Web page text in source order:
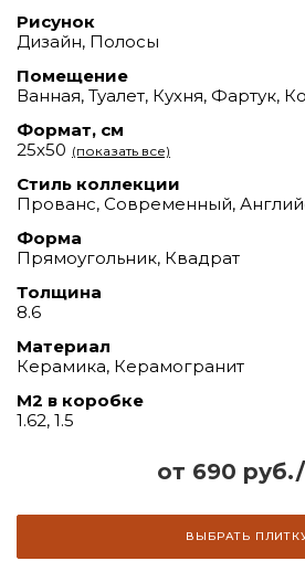
от 690
ВЫБРАТЬ
Рисунок
Дизайн, Полосы
Помещение
Ванная, Туалет, Кухня, Фартук,
Формат, см
25х50 (показать все)
Стиль коллекции
Прованс, Современный,
Форма
Прямоугольник, Квадрат
Толщина
8.6
Материал
Керамика, Керамогранит
М2 в коробке
1.62, 1.5